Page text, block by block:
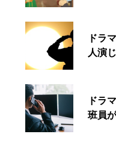
ドラ
人演
は実
ドラ
班員
理由